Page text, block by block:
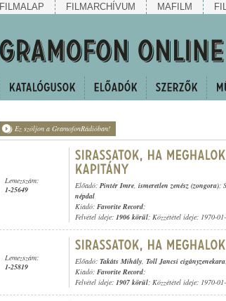
FILMALAP FILMARCHÍVUM MAFILM
Ez szóljon a GramofonRádióban!
Lemezszám:
1-25649
Előadó: Pintér Imre, ismeretlen zenész (zongora);
népdal
Kiadó: Favorite Record;
Felvétel ideje: 1906 körül; Közzététel ideje: 1970-
Lemezszám:
1-25819
Előadó: Takáts Mihály, Toll Jancsi cigányzenekara
Kiadó: Favorite Record;
Felvétel ideje: 1907 körül; Közzététel ideje: 1970-